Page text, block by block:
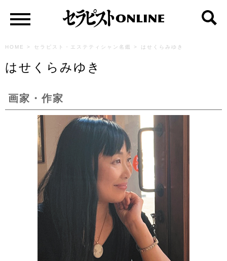
HOME > セラピスト・エステティシャン名鑑 > はせくらみゆき
はせくらみゆき
画家・作家